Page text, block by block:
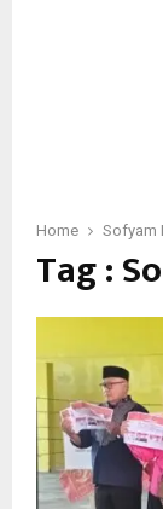
Home Sofyam
Tag :